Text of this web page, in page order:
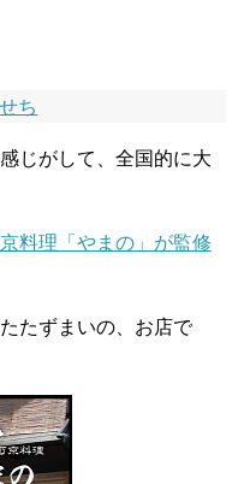
ち
じがして、全国的に大
料理「やまの」が監修
たずまいの、お店で